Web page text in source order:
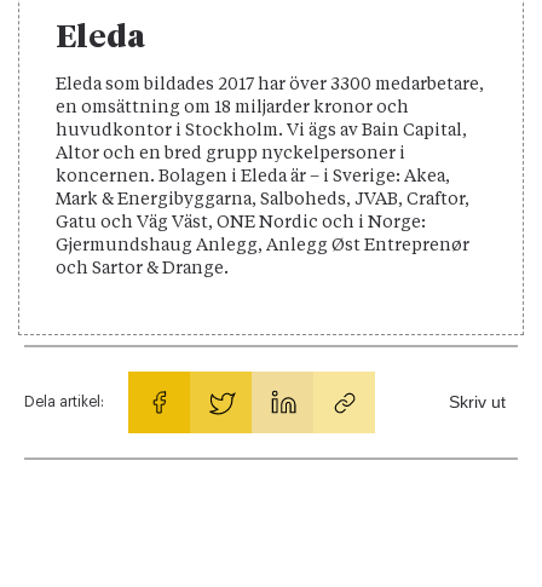
Eleda
Eleda som bildades 2017 har över 3300 medarbetare,
en omsättning om 18 miljarder kronor och
huvudkontor i Stockholm. Vi ägs av Bain Capital,
Altor och en bred grupp nyckelpersoner i
koncernen. Bolagen i Eleda är – i Sverige: Akea,
Mark & Energibyggarna, Salboheds, JVAB, Craftor,
Gatu och Väg Väst, ONE Nordic och i Norge:
Gjermundshaug Anlegg, Anlegg Øst Entreprenør
och Sartor & Drange.
Dela artikel: Skriv ut